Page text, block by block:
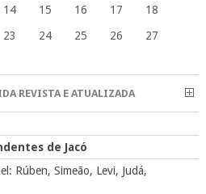
14 15 16 17
18
23 24 25 26
27
REVISTA E ATUALIZADA
de Jacó
Rúben, Simeão, Levi, Judá,